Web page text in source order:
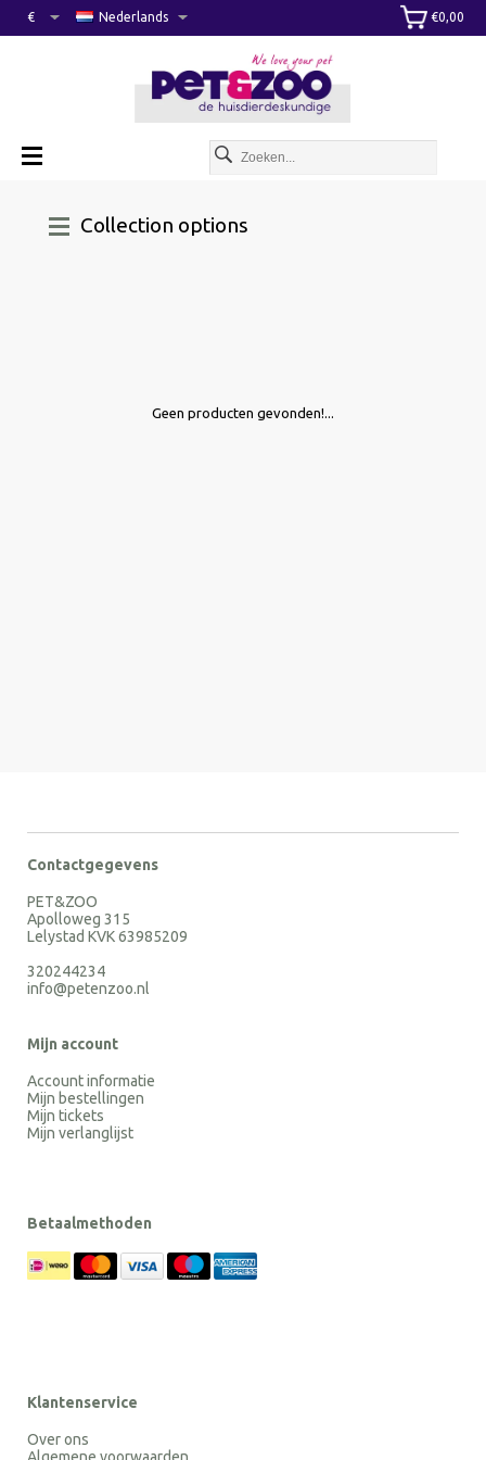
€0,00
Nederlands
€
Collection options
Geen producten gevonden!...
Contactgegevens
PET&ZOO
Apolloweg 315
Lelystad KVK 63985209
320244234
info@petenzoo.nl
Mijn account
Account informatie
Mijn bestellingen
Mijn tickets
Mijn verlanglijst
Betaalmethoden
Klantenservice
Over ons